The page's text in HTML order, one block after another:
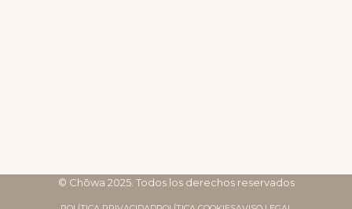
© Chōwa 2025. Todos los derechos reservados